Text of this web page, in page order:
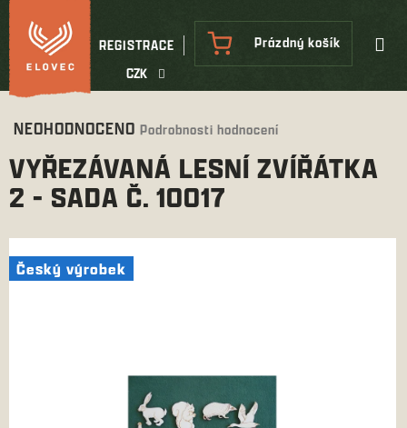
Přejít
na
obsah
CZK
REGISTRACE
NÁKUPNÍ
KOŠÍK
Prázdný košík
Průměrné
produktu
je
0,0
hvězdiček.
NEOHODNOCENO Podrobnosti hodnocení
VYŘEZÁVANÁ LESNÍ ZVÍŘÁTKA
2 - SADA Č. 10017
Český výrobek
Český výrobek